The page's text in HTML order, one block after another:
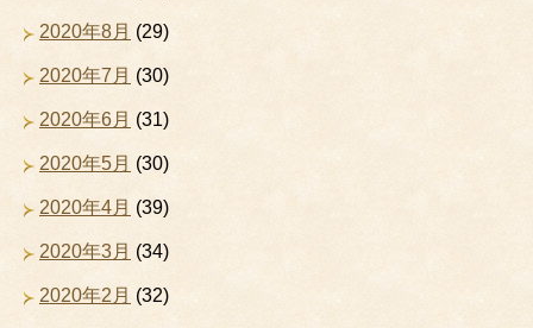
2020年8月 (29)
2020年7月 (30)
2020年6月 (31)
2020年5月 (30)
2020年4月 (39)
2020年3月 (34)
2020年2月 (32)